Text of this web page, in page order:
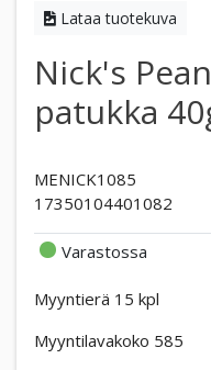
Lataa tuotekuva
Nick's
patukka
MENICK1085
17350104401082
Varastossa
Myyntierä 15 kpl
Myyntilavakoko 585